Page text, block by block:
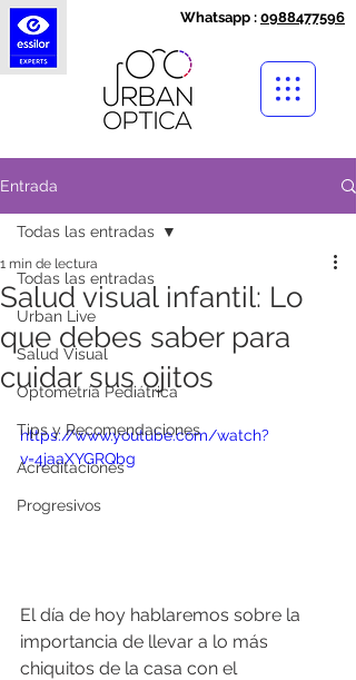
Whatsapp : 0988477596
Entrada
Todas las entradas
Urban Live
Salud Visual
Optometría Pediátrica
Tips y Recomendaciones
Acreditaciones
Progresivos
Todas las entradas
Salud visual infantil: Lo
que debes saber para
cuidar sus ojitos
1 min de lectura
https://www.youtube.com/watch?
v=4jaaXYGRQbg
El día de hoy hablaremos sobre la
importancia de llevar a lo más
chiquitos de la casa con el